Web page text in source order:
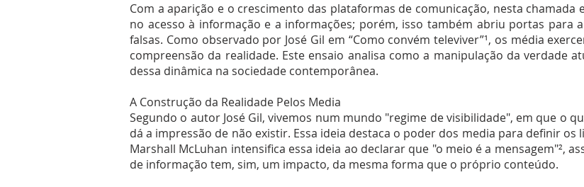
Com a aparição e o crescimento das plataformas de comunicação, nesta
no acesso à informação e a informações; porém, isso também abriu portas para
falsas. Como observado por José Gil em “Como convém televiver”¹, os média
compreensão da realidade. Este ensaio analisa como a manipulação da verdade
dessa dinâmica na sociedade contemporânea.
A Construção da Realidade Pelos Media
Segundo o autor José Gil, vivemos num mundo "regime de visibilidade", em que o
dá a impressão de não existir. Essa ideia destaca o poder dos media para definir
Marshall McLuhan intensifica essa ideia ao declarar que "o meio é a mensagem"²,
de informação tem, sim, um impacto, da mesma forma que o próprio conteúdo.